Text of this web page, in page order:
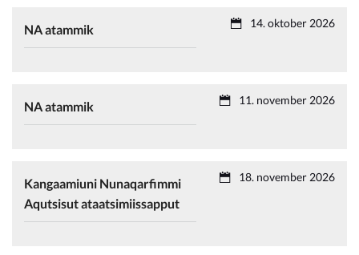
NA atammik 14. oktober 2026
NA atammik 11. november 2026
Kangaamiuni Nunaqarfimmi
Aqutsisut ataatsimiissapput
18. november 2026